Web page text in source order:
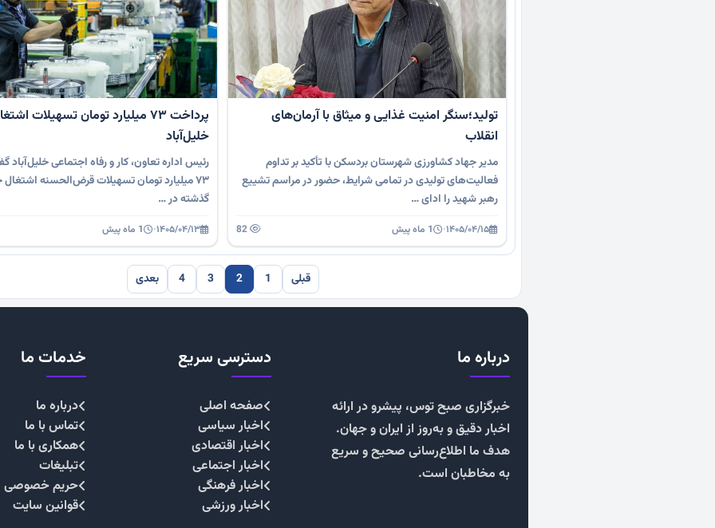
تولید؛سنگر امنیت غذایی و میثاق با آرمان‌های
انقلاب
مدیر جهاد کشاورزی شهرستان بردسکن با تأکید بر تداوم
فعالیت‌های تولیدی در تمامی شرایط، حضور در مراسم تشییع
رهبر شهید را ادای …
۱۴۰۵/۰۴/۱۵· 1 ماه پیش
پرداخت ۷۳ میلیارد تومان تسهیلات
خلیل‌آباد
رئیس اداره تعاون، کار و رفاه اجتماعی
۷۳ میلیارد تومان تسهیلات قرض‌الحسنه
گذشته در …
۱۴۰۵/۰۴/۱۳· 1 ماه پیش
قبلی 1
2
3
4 بعدی
درباره ما
خبرگزاری صبح توس، پیشرو در ارائه
اخبار دقیق و به‌روز از ایران و جهان.
هدف ما اطلاع‌رسانی صحیح و سریع
به مخاطبان است.
دسترسی سریع
صفحه اصلی
اخبار سیاسی
اخبار اقتصادی
اخبار اجتماعی
اخبار فرهنگی
اخبار ورزشی
خدمات ما
درباره ما
تماس با ما
همکاری با ما
تبلیغات
حریم خصوصی
قوانین سایت